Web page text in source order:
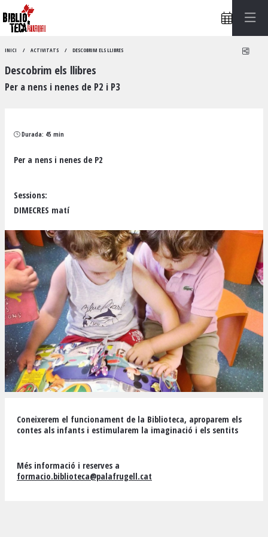
INICI ACTIVITATS DESCOBRIM ELS LLIBRES
Descobrim els llibres
Per a nens i nenes de P2 i P3
Durada: 45 min
Per a nens i nenes de P2
Sessions:
DIMECRES matí
Coneixerem el funcionament de la Biblioteca, aproparem els
contes als infants i estimularem la imaginació i els sentits
Més informació i reserves a
formacio.biblioteca@palafrugell.cat